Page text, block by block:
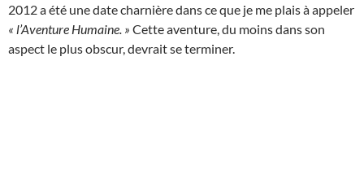
2012 a été une date charnière dans ce que je me plais à appeler
« l’Aventure Humaine. » Cette aventure, du moins dans son
aspect le plus obscur, devrait se terminer.